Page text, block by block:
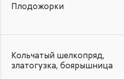
Плодожорки
Кольчатый шелкопряд,
златогузка, боярышница